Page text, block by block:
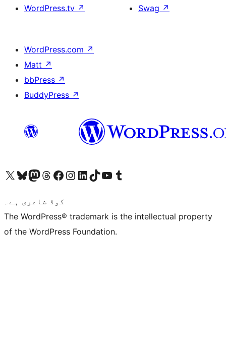
WordPress.tv ↗
Swag ↗
WordPress.com ↗
Matt ↗
bbPress ↗
BuddyPress ↗
Visit our X (formerly Twitter) account
ہمارے بلیواسکائی اکاؤنٹ پر جائیں
Visit our Mastodon account
ہمارے ٹھریڈز اکاؤنٹ پر جائیں
Visit our Facebook page
Visit our Instagram account
Visit our LinkedIn account
ہمارے ٹک ٹاک اکاؤنٹ پر جائیں
Visit our YouTube channel
ہمارے ٹمبلر اکاؤنٹ پر جائیں
کوڈ شاعری ہے۔
The WordPress® trademark is the intellectual property
of the WordPress Foundation.